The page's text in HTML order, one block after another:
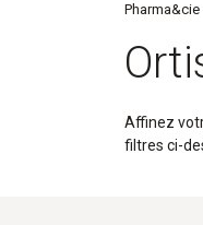
Affinez
filtres ci-